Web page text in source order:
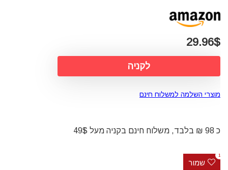
29.96$
לקניה
מוצרי השלמה למשלוח חינם
כ 98 ₪ בלבד, משלוח חינם בקניה מעל 49$
שמור
1